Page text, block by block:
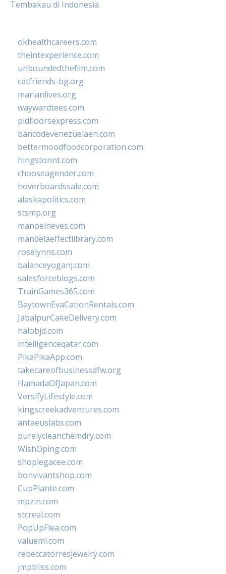
Tembakau di Indonesia
okhealthcareers.com
theintexperience.com
unboundedthefilm.com
catfriends-bg.org
marianlives.org
waywardtees.com
pidfloorsexpress.com
bancodevenezuelaen.com
bettermoodfoodcorporation.com
hingstonnt.com
chooseagender.com
hoverboardssale.com
alaskapolitics.com
stsmp.org
manoelneves.com
mandelaeffectlibrary.com
roselynns.com
balanceyoganj.com
salesforceblogs.com
TrainGames365.com
BaytownEvaCationRentals.com
JabalpurCakeDelivery.com
halobjd.com
intelligenceqatar.com
PikaPikaApp.com
takecareofbusinessdfw.org
HamadaOfJapan.com
VersifyLifestyle.com
kingscreekadventures.com
antaeuslabs.com
purelycleanchemdry.com
WishOping.com
shoplegacee.com
bonvivantshop.com
CupPlante.com
mpzin.com
stcreal.com
PopUpFlea.com
valueml.com
rebeccatorresjewelry.com
jmpbliss.com